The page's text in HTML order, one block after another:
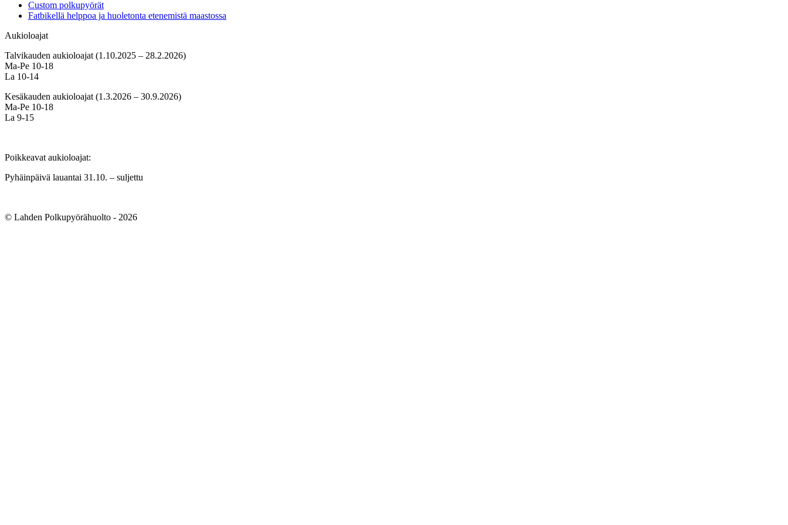
Custom polkupyörät
Fatbikellä helppoa ja huoletonta etenemistä maastossa
Aukioloajat
Talvikauden aukioloajat (1.10.2025 – 28.2.2026)
Ma-Pe 10-18
La 10-14
Kesäkauden aukioloajat (1.3.2026 – 30.9.2026)
Ma-Pe 10-18
La 9-15
Poikkeavat aukioloajat:
Pyhäinpäivä lauantai 31.10. – suljettu
© Lahden Polkupyörähuolto - 2026